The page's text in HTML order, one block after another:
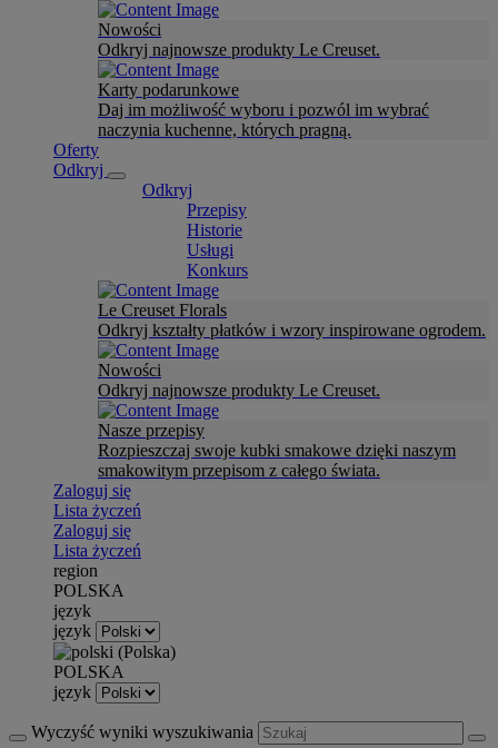
Nowości
Odkryj najnowsze produkty Le Creuset.
Karty podarunkowe
Daj im możliwość wyboru i pozwól im wybrać
naczynia kuchenne, których pragną.
Oferty
Odkryj
Odkryj
Przepisy
Historie
Usługi
Konkurs
Le Creuset Florals
Odkryj kształty płatków i wzory inspirowane ogrodem.
Nowości
Odkryj najnowsze produkty Le Creuset.
Nasze przepisy
Rozpieszczaj swoje kubki smakowe dzięki naszym
smakowitym przepisom z całego świata.
Zaloguj się
Lista życzeń
Zaloguj się
Lista życzeń
region
POLSKA
język
język
POLSKA
język
Wyczyść wyniki wyszukiwania